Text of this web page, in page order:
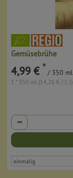
Gemüsebrühe
4,99 € * / 350 ml
1 * 350 ml (14,26 € / 1 l)
Anzahl